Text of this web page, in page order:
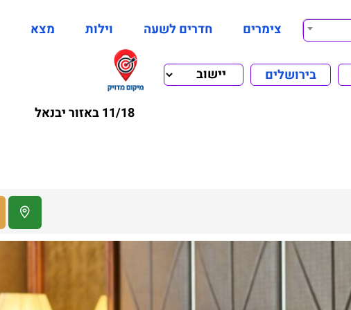
צימרים חדרים לשעה וילות מצא
בירושלים
11/18 באזור יבנאל